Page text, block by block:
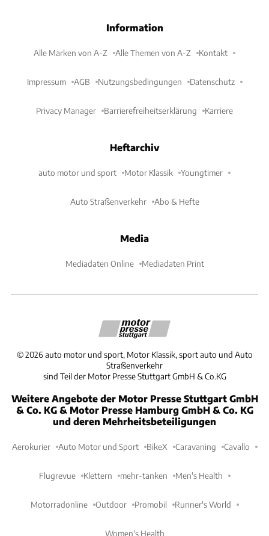
Information
Alle Marken von A-Z Alle Themen von A-Z Kontakt
Impressum AGB Nutzungsbedingungen Datenschutz
Privacy Manager Barrierefreiheitserklärung Karriere
Heftarchiv
auto motor und sport Motor Klassik Youngtimer
Auto Straßenverkehr Abo & Hefte
Media
Mediadaten Online Mediadaten Print
©2026 auto motor und sport, Motor Klassik, sport auto und Auto
Straßenverkehr
sind Teil der Motor Presse Stuttgart GmbH & Co.KG
Weitere Angebote der Motor Presse Stuttgart GmbH
& Co. KG & Motor Presse Hamburg GmbH & Co. KG
und deren Mehrheitsbeteiligungen
Aerokurier Auto Motor und Sport BikeX Caravaning Cavallo
Flugrevue Klettern mehr-tanken Men's Health
Motorradonline Outdoor Promobil Runner's World
Women's Health